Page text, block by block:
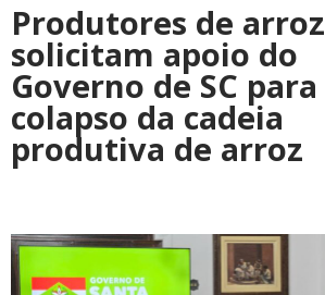
Produtores de arroz
solicitam apoio do
Governo de SC
colapso da cadeia
produtiva de arroz